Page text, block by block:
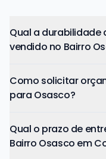
Qual a durabilidade
vendido no Bairro
Como solicitar
para Osasco?
Qual o prazo de
Bairro Osasco em